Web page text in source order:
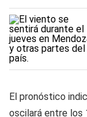
El pronóstico
oscilará entre los